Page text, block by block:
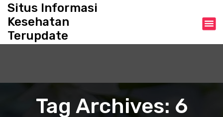
o
Situs Informasi
Kesehatan
Terupdate
Tag Archives: 6